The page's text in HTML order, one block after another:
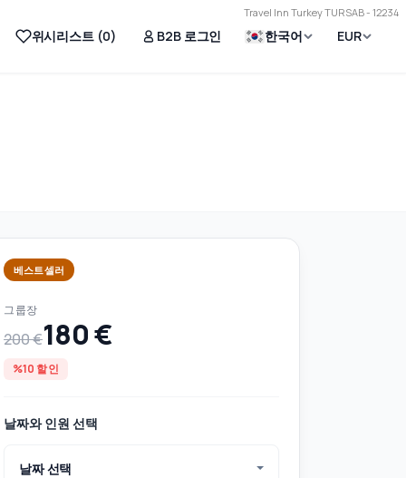
Travel Inn Turkey TURSAB - 12234
위시리스트 (0) B2B 로그인 한국어 EUR
베스트셀러
그룹장
200 €180 €
%10 할인
날짜와 인원 선택
날짜 선택